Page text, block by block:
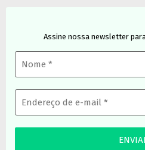
Assine nossa newsletter